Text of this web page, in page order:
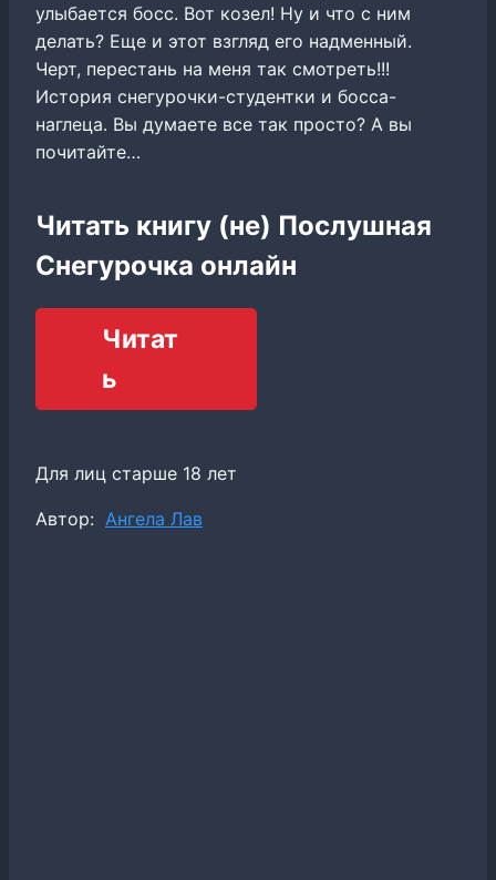
улыбается босс. Вот козел! Ну и что с ним
делать? Еще и этот взгляд его надменный.
Черт, перестань на меня так смотреть!!!
История снегурочки-студентки и босса-
наглеца. Вы думаете все так просто? А вы
почитайте…
Читать книгу (не) Послушная
Снегурочка онлайн
Читат
ь
Для лиц старше 18 лет
Метки
Автор: Ангела Лав